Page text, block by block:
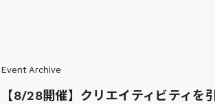
Event Archive
【8/28開催】クリエイティビティを